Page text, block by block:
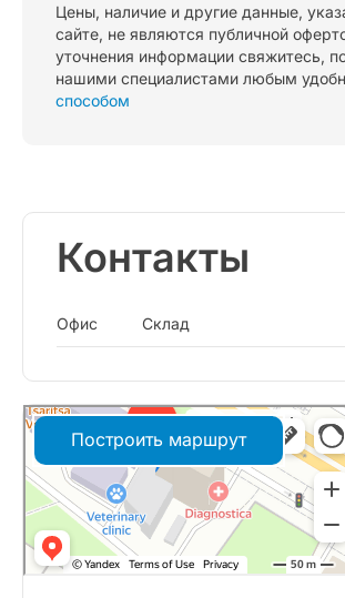
Цены, наличие и другие данные,
сайте, не являются публичной
уточнения информации свяжитесь,
нашими специалистами любым
способом
Контакты
Офис Склад
Построить маршрут